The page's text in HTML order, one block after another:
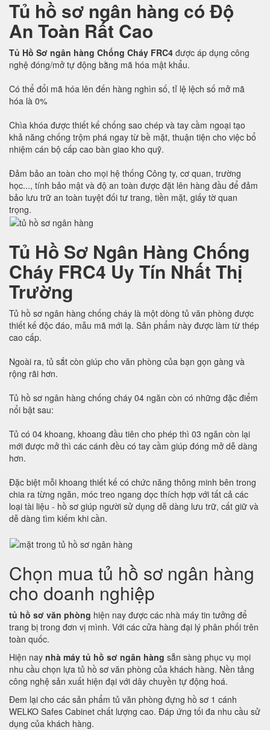
Tủ hồ sơ ngân hàng có Độ
An Toàn Rất Cao
Tủ Hồ Sơ ngân hàng Chống Cháy FRC4 được áp dụng công
nghệ đóng/mở tự động bằng mã hóa mật khẩu.
Có thể đổi mã hóa lên đến hàng nghìn số, tỉ lệ lệch số mở mã
hóa là 0%
Chìa khóa được thiết kế chống sao chép và tay cầm ngoại tạo
khả năng chống trộm phá ngay từ bề mặt, thuận tiện cho việc bổ
nhiệm cán bộ cấp cao bàn giao kho quỹ.
Đảm bảo an toàn cho mọi hệ thống Công ty, cơ quan, trường
học..., tính bảo mật và độ an toàn được đặt lên hàng đầu để đảm
bảo lưu trữ an toàn tuyệt đối tư trang, tiền mặt, giấy tờ quan
trọng.
Tủ Hồ Sơ Ngân Hàng Chống
Cháy FRC4 Uy Tín Nhất Thị
Trường
Tủ hồ sơ ngân hàng chống cháy là một dòng tủ văn phòng được
thiết kế độc đáo, mẫu mã mới lạ. Sản phẩm này được làm từ thép
cao cấp.
Ngoài ra, tủ sắt còn giúp cho văn phòng của bạn gọn gàng và
rộng rãi hơn.
Tủ hồ sơ ngân hàng chống cháy 04 ngăn còn có những đặc điểm
nổi bật sau:
Tủ có 04 khoang, khoang đầu tiên cho phép thì 03 ngăn còn lại
mới được mở thì các cánh đều có tay cầm giúp đóng mở dễ dàng
hơn.
Đặc biệt mỗi khoang thiết kế có chức năng thông minh bên trong
chia ra từng ngăn, móc treo ngang dọc thích hợp với tất cả các
loại tài liệu - hồ sơ giúp người sử dụng dễ dàng lưu trữ, cất giữ và
dễ dàng tìm kiếm khi cần.
Chọn mua tủ hồ sơ ngân hàng
cho doanh nghiệp
tủ hồ sơ văn phòng hiện nay được các nhà máy tin tưởng để
trang bị trong đơn vị mình. Với các cửa hàng đại lý phân phối trên
toàn quốc.
Hiện nay nhà máy tủ hồ sơ ngân hàng sẵn sàng phục vụ mọi
nhu cầu chọn lựa tủ hồ sơ văn phòng của khách hàng. Nền tảng
công nghệ sản xuất hiện đại với dây chuyền tự động hoá.
Đem lại cho các sản phẩm tủ văn phòng đựng hồ sơ 1 cánh
WELKO Safes Cabinet chất lượng cao. Đáp ứng tối đa nhu cầu sử
dụng của khách hàng.